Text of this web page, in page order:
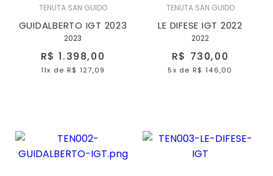
TENUTA SAN GUIDO
GUIDALBERTO IGT 2023
2023
R$ 1.398,00
11x de R$ 127,09
TENUTA SAN GUIDO
LE DIFESE IGT 2022
2022
R$ 730,00
5x de R$ 146,00